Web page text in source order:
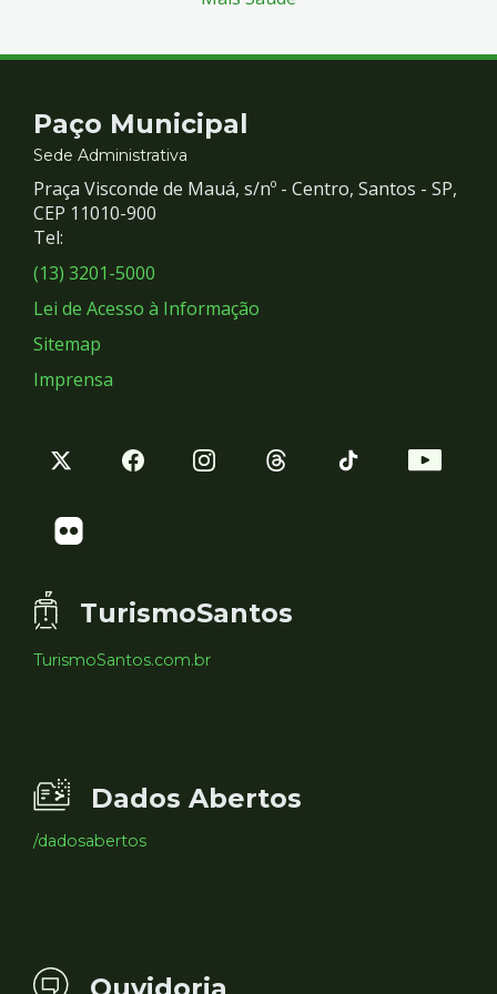
Contato
e
Redes
Sociais
Paço Municipal
Sede Administrativa
Praça Visconde de Mauá, s/nº - Centro, Santos - SP,
CEP 11010-900
Tel:
(13) 3201-5000
Lei de Acesso à Informação
Sitemap
Imprensa
TurismoSantos
TurismoSantos.com.br
Dados Abertos
/dadosabertos